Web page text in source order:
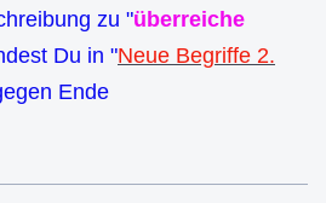
zu "überreiche
Du in "Neue Begriffe 2.
Ende